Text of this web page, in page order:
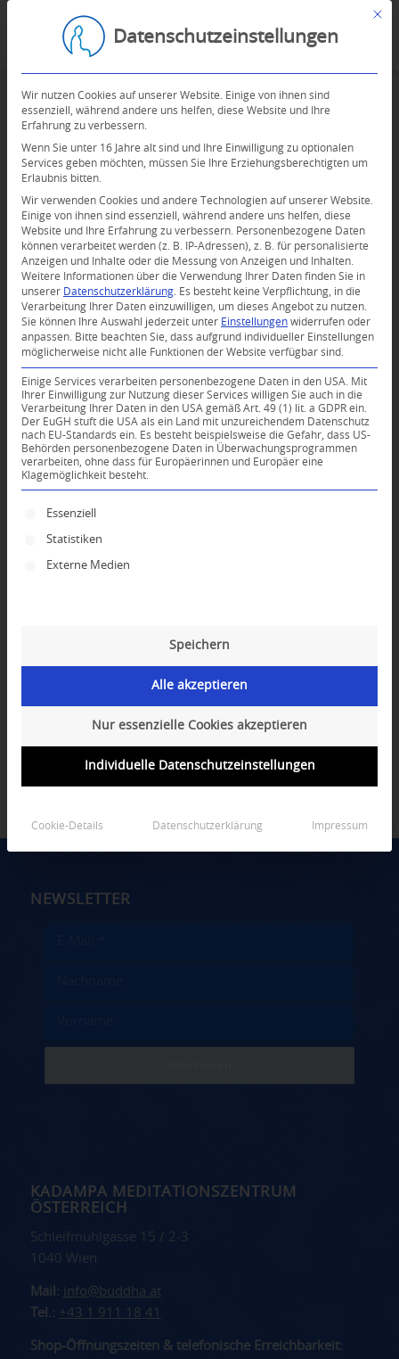
0
KOMMENTARE
Dein Kommentar
Hinterlassen Sie uns Ihren Kommentar!
Name*
NEWSLETTER
KADAMPA MEDITATIONSZENTRUM
ÖSTERREICH
Schleifmühlgasse 15 / 2-3
1040 Wien
Mail: info@buddha.at
Tel.: +43 1 911 18 41
Shop-Öffnungszeiten & telefonische Erreichbarkeit:
Mit
Datenschutzeinstellungen
Wir nutzen Cookies auf unserer Website. Einige von ihnen sind
essenziell, während andere uns helfen, diese Website und Ihre
Erfahrung zu verbessern.
Wenn Sie unter 16 Jahre alt sind und Ihre Einwilligung zu optionalen
Services geben möchten, müssen Sie Ihre Erziehungsberechtigten um
Erlaubnis bitten.
Wir verwenden Cookies und andere Technologien auf unserer Website.
Einige von ihnen sind essenziell, während andere uns helfen, diese
Website und Ihre Erfahrung zu verbessern.
Personenbezogene Daten
können verarbeitet werden (z. B. IP-Adressen), z. B. für personalisierte
Anzeigen und Inhalte oder die Messung von Anzeigen und Inhalten.
Weitere Informationen über die Verwendung Ihrer Daten finden Sie in
unserer Datenschutzerklärung
Es besteht keine Verpflichtung, in die
Verarbeitung Ihrer Daten einzuwilligen, um dieses Angebot zu nutzen.
Sie können Ihre Auswahl jederzeit unter Einstellungen widerrufen oder
anpassen.
Bitte beachten Sie, dass aufgrund individueller Einstellungen
möglicherweise nicht alle Funktionen der Website verfügbar sind.
Einige Services verarbeiten personenbezogene Daten in den USA. Mit
Ihrer Einwilligung zur Nutzung dieser Services willigen Sie auch in die
Verarbeitung Ihrer Daten in den USA gemäß Art. 49 (1) lit. a GDPR ein.
Der EuGH stuft die USA als ein Land mit unzureichendem Datenschutz
nach EU-Standards ein. Es besteht beispielsweise die Gefahr, dass US-
Behörden personenbezogene Daten in Überwachungsprogrammen
verarbeiten, ohne dass für Europäerinnen und Europäer eine
Klagemöglichkeit besteht.
Es folgt eine Liste der Service-Gruppen, für die
Essenziell
Statistiken
Externe Medien
Speichern
Alle akzeptieren
Nur essenzielle Cookies akzeptieren
Individuelle Datenschutzeinstellungen
Cookie-Details Datenschutzerklärung Impressum